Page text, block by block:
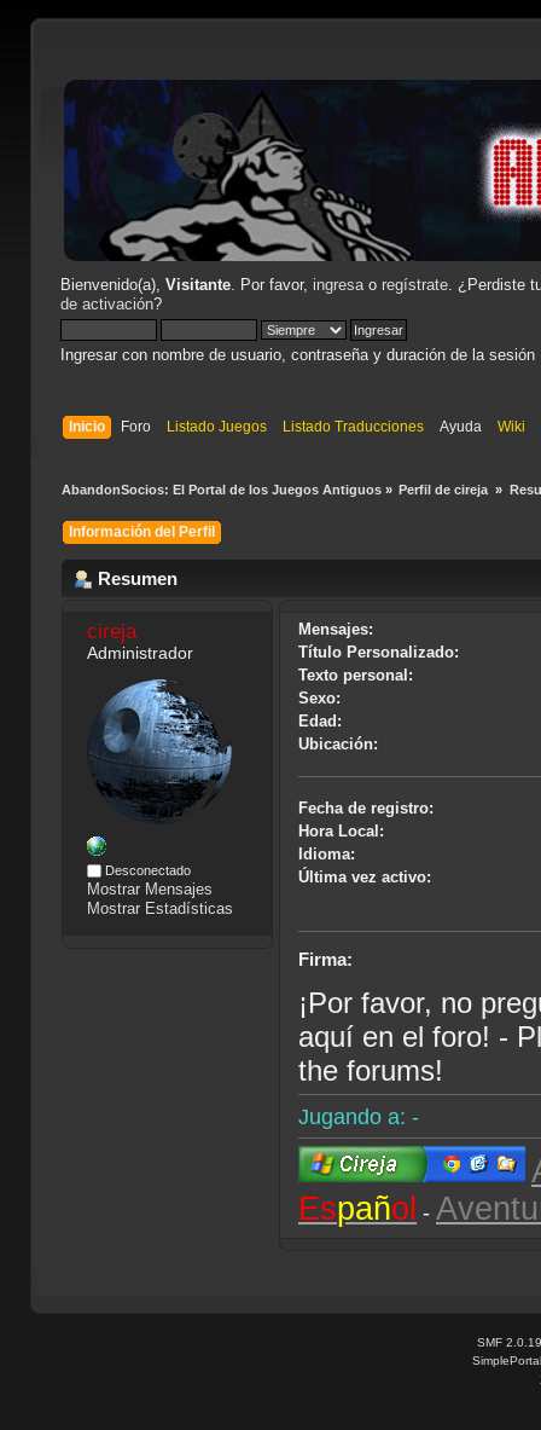
Bienvenido(a), Visitante. Por favor, ingresao regístrate. ¿Perdiste
de activación?
Ingresar con nombre de usuario, contraseña y duración de la sesión
Inicio Foro Listado Juegos Listado Traducciones Ayuda Wiki
AbandonSocios: El Portal de los Juegos Antiguos» Perfil de cireja »
Información del Perfil
Resumen
cireja
Administrador
Desconectado
Mostrar Mensajes
Mostrar Estadísticas
Mensajes:
Título Personalizado:
Texto personal:
Sexo:
Edad:
Ubicación:
Fecha de registro:
Hora Local:
Idioma:
Última vez activo:
Firma:
¡Por favor, no
aquí en el foro! -
the forums!
Jugando a: -
Español -
SMF 2.0.19